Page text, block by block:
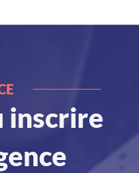
inscrire